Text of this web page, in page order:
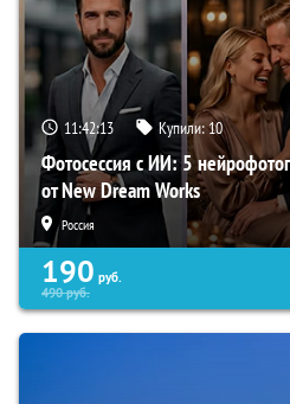
11:42:12 Купили:10
Фотосессия с ИИ: 5
от New Dream Works
Россия
190 руб.
490руб.